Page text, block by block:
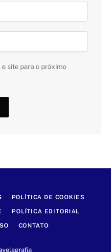
site para o próximo
POLÍTICA DE COOKIES
POLÍTICA EDITORIAL
CONTATO